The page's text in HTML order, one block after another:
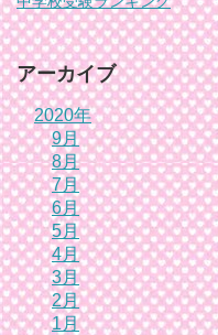
アーカイブ
2020年
9月
8月
7月
6月
5月
4月
3月
2月
1月